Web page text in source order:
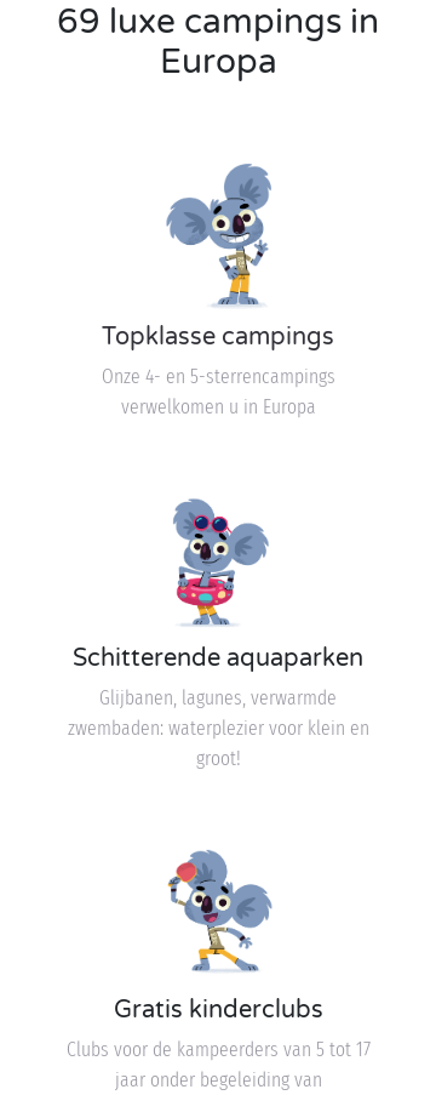
69 luxe campings in
Europa
Topklasse campings
Onze 4- en 5-sterrencampings
verwelkomen u in Europa
Schitterende aquaparken
Glijbanen, lagunes, verwarmde
zwembaden: waterplezier voor klein en
groot!
Gratis kinderclubs
Clubs voor de kampeerders van 5 tot 17
jaar onder begeleiding van